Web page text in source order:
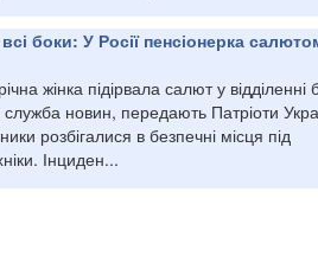
боки: У Росії пенсіонерка
жінка підірвала салют у відділенні
новин, передають Патріоти
розбігалися в безпечні місця під
Інциден...